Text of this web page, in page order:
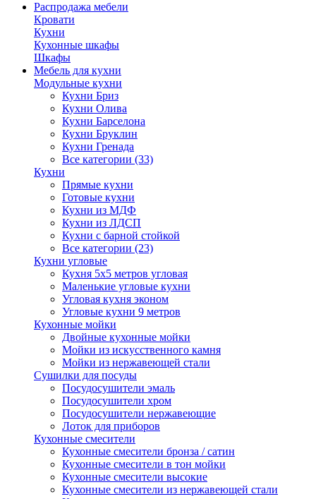
Распродажа мебели
Кровати
Кухни
Кухонные шкафы
Шкафы
Мебель для кухни
Модульные кухни
Кухни Бриз
Кухни Олива
Кухни Барселона
Кухни Бруклин
Кухни Гренада
Все категории (33)
Кухни
Прямые кухни
Готовые кухни
Кухни из МДФ
Кухни из ЛДСП
Кухни с барной стойкой
Все категории (23)
Кухни угловые
Кухня 5х5 метров угловая
Маленькие угловые кухни
Угловая кухня эконом
Угловые кухни 9 метров
Кухонные мойки
Двойные кухонные мойки
Мойки из искусственного камня
Мойки из нержавеющей стали
Сушилки для посуды
Посудосушители эмаль
Посудосушители хром
Посудосушители нержавеющие
Лоток для приборов
Кухонные смесители
Кухонные смесители бронза / сатин
Кухонные смесители в тон мойки
Кухонные смесители высокие
Кухонные смесители из нержавеющей стали